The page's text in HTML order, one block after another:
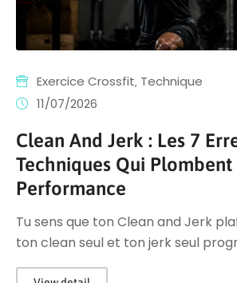
Exercice Crossfit‚ Technique
11/07/2026
Clean And Jerk : Les 7
Techniques Qui Plombent
Performance
Tu sens que ton Clean and Jerk
ton clean seul et ton jerk seul